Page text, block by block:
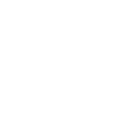
améliorer !